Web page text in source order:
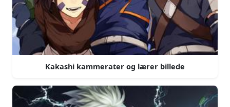
Kakashi kammerater og lærer billede